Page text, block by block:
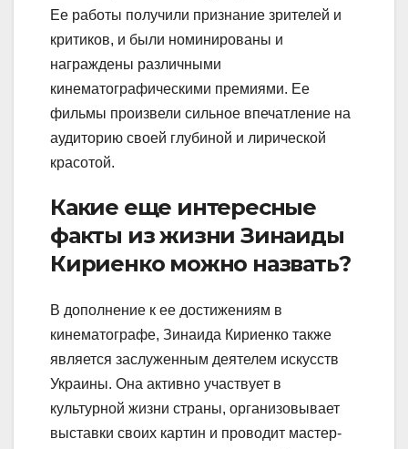
Ее работы получили признание зрителей и
критиков, и были номинированы и
награждены различными
кинематографическими премиями. Ее
фильмы произвели сильное впечатление на
аудиторию своей глубиной и лирической
красотой.
Какие еще интересные
факты из жизни Зинаиды
Кириенко можно назвать?
В дополнение к ее достижениям в
кинематографе, Зинаида Кириенко также
является заслуженным деятелем искусств
Украины. Она активно участвует в
культурной жизни страны, организовывает
выставки своих картин и проводит мастер-